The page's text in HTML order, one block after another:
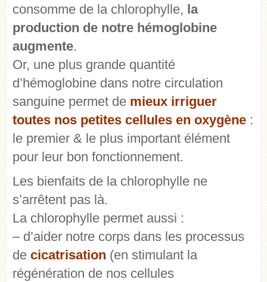
consomme de la chlorophylle, la
production de notre hémoglobine
augmente.
Or, une plus grande quantité
d’hémoglobine dans notre circulation
sanguine permet de mieux irriguer
toutes nos petites cellules en oxygène :
le premier & le plus important élément
pour leur bon fonctionnement.
Les bienfaits de la chlorophylle ne
s’arrêtent pas là.
La chlorophylle permet aussi :
– d’aider notre corps dans les processus
de cicatrisation (en stimulant la
régénération de nos cellules